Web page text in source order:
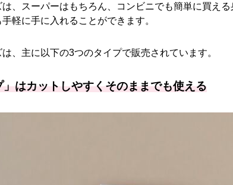
は、スーパーはもちろん、コンビニでも簡単に買え
軽に手に入れることができます。
、主に以下の3つのタイプで販売されています。
はカットしやすくそのままでも使える